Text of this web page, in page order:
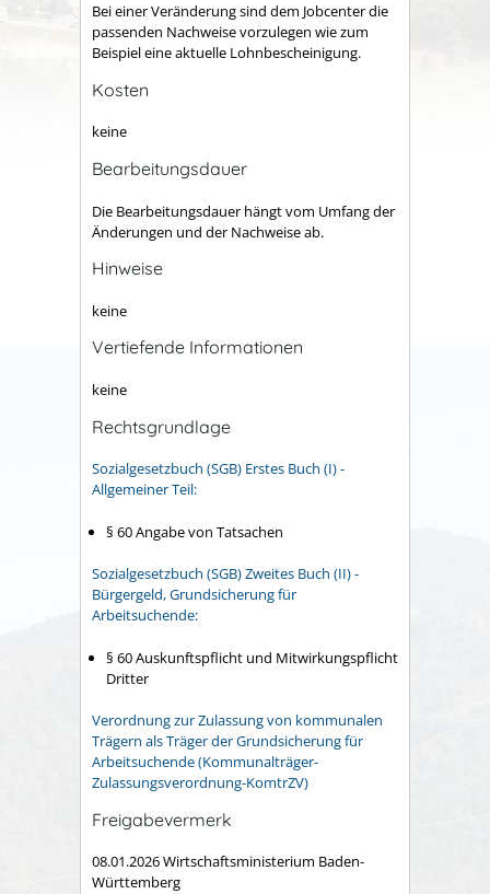
Bei einer Veränderung sind dem Jobcenter die
passenden Nachweise vorzulegen wie zum
Beispiel eine aktuelle Lohnbescheinigung.
Kosten
keine
Bearbeitungsdauer
Die Bearbeitungsdauer hängt vom Umfang der
Änderungen und der Nachweise ab.
Hinweise
keine
Vertiefende Informationen
keine
Rechtsgrundlage
Sozialgesetzbuch (SGB) Erstes Buch (I) -
Allgemeiner Teil:
§ 60 Angabe von Tatsachen
Sozialgesetzbuch (SGB) Zweites Buch (II) -
Bürgergeld, Grundsicherung für
Arbeitsuchende:
§ 60 Auskunftspflicht und Mitwirkungspflicht
Dritter
Verordnung zur Zulassung von kommunalen
Trägern als Träger der Grundsicherung für
Arbeitsuchende (Kommunalträger-
Zulassungsverordnung-KomtrZV)
Freigabevermerk
08.01.2026 Wirtschaftsministerium Baden-
Württemberg